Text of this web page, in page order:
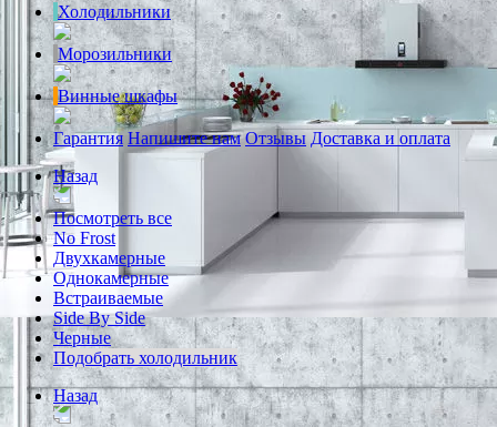
Холодильники
Морозильники
Винные шкафы
Гарантия Напишите нам Отзывы Доставка и оплата
Назад
Посмотреть все
No Frost
Двухкамерные
Однокамерные
Встраиваемые
Side By Side
Черные
Подобрать холодильник
Назад